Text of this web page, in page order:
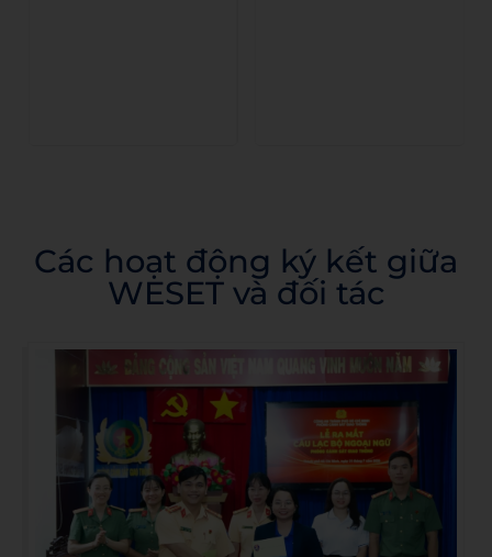
Các hoạt động ký kết giữa
WESET và đối tác​